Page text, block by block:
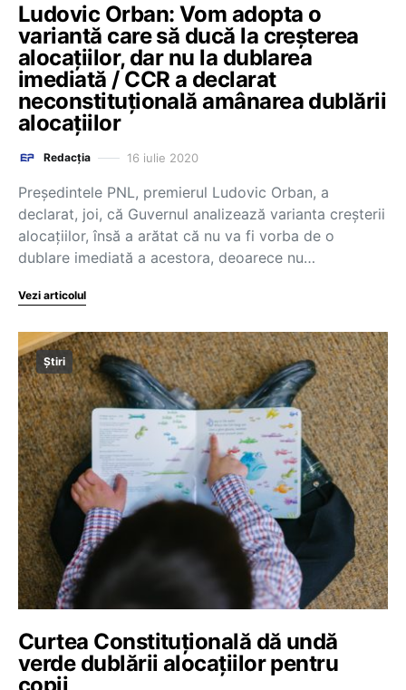
Ludovic Orban: Vom adopta o
variantă care să ducă la creşterea
alocaţiilor, dar nu la dublarea
imediată / CCR a declarat
neconstituțională amânarea dublării
alocațiilor
Redacția 16 iulie 2020
Preşedintele PNL, premierul Ludovic Orban, a
declarat, joi, că Guvernul analizează varianta creşterii
alocaţiilor, însă a arătat că nu va fi vorba de o
dublare imediată a acestora, deoarece nu…
Vezi articolul
Știri
Curtea Constituțională dă undă
verde dublării alocațiilor pentru